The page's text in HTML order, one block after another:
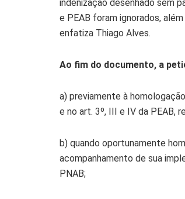
indenização desenhado sem
e PEAB foram ignorados,
enfatiza Thiago Alves.
Ao fim do documento, a
a) previamente à
e no art. 3º, III e IV da PEAB,
b) quando oportunamente
acompanhamento de sua
PNAB;